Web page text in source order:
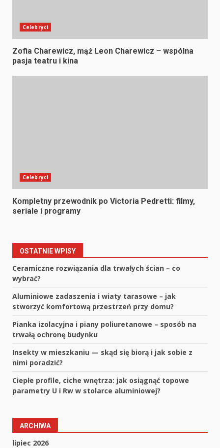
Celebryci
Zofia Charewicz, mąż Leon Charewicz – wspólna
pasja teatru i kina
Celebryci
Kompletny przewodnik po Victoria Pedretti: filmy,
seriale i programy
OSTATNIE WPISY
Ceramiczne rozwiązania dla trwałych ścian – co
wybrać?
Aluminiowe zadaszenia i wiaty tarasowe – jak
stworzyć komfortową przestrzeń przy domu?
Pianka izolacyjna i piany poliuretanowe – sposób na
trwałą ochronę budynku
Insekty w mieszkaniu — skąd się biorą i jak sobie z
nimi poradzić?
Ciepłe profile, ciche wnętrza: jak osiągnąć topowe
parametry U i Rw w stolarce aluminiowej?
ARCHIWA
lipiec 2026